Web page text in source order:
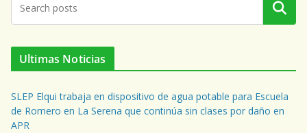
Buscar
Ultimas Noticias
SLEP Elqui trabaja en dispositivo de agua potable para Escuela
de Romero en La Serena que continúa sin clases por daño en
APR